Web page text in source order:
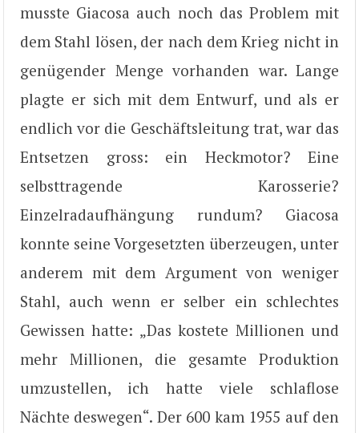
musste Giacosa auch noch das Problem mit
dem Stahl lösen, der nach dem Krieg nicht in
genügender Menge vorhanden war. Lange
plagte er sich mit dem Entwurf, und als er
endlich vor die Geschäftsleitung trat, war das
Entsetzen gross: ein Heckmotor? Eine
selbsttragende Karosserie?
Einzelradaufhängung rundum? Giacosa
konnte seine Vorgesetzten überzeugen, unter
anderem mit dem Argument von weniger
Stahl, auch wenn er selber ein schlechtes
Gewissen hatte: „Das kostete Millionen und
mehr Millionen, die gesamte Produktion
umzustellen, ich hatte viele schlaflose
Nächte deswegen“. Der 600 kam 1955 auf den